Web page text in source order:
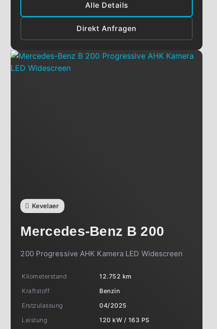
Alle Details
Direkt Anfragen
Kevelaer
Mercedes-Benz B 200
200 Progressive AHK Kamera LED Widescreen
Kilometerstand
12.752 km
Kraftstoff
Benzin
Erstzulassung
04/2025
Leistung
120 kW / 163 PS